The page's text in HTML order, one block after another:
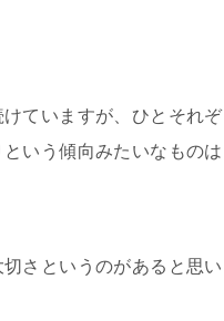
ていますが、ひとそれぞ
いう傾向みたいなものは
さというのがあると思い